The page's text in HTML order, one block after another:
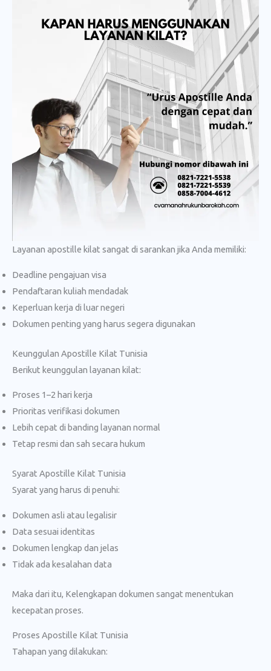
Layanan apostille kilat sangat di sarankan jika Anda memiliki:
Deadline pengajuan visa
Pendaftaran kuliah mendadak
Keperluan kerja di luar negeri
Dokumen penting yang harus segera digunakan
Keunggulan Apostille Kilat Tunisia
Berikut keunggulan layanan kilat:
Proses 1–2 hari kerja
Prioritas verifikasi dokumen
Lebih cepat di banding layanan normal
Tetap resmi dan sah secara hukum
Syarat Apostille Kilat Tunisia
Syarat yang harus di penuhi:
Dokumen asli atau legalisir
Data sesuai identitas
Dokumen lengkap dan jelas
Tidak ada kesalahan data
Maka dari itu, Kelengkapan dokumen sangat menentukan
kecepatan proses.
Proses Apostille Kilat Tunisia
Tahapan yang dilakukan: